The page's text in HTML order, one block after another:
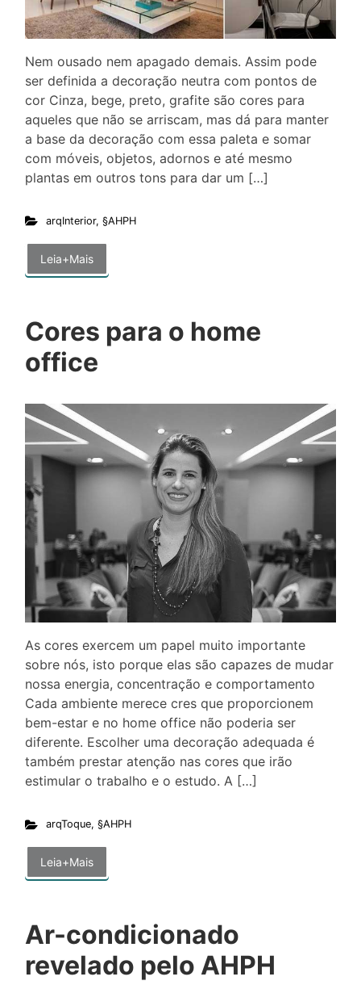
Nem ousado nem apagado demais. Assim pode
ser definida a decoração neutra com pontos de
cor Cinza, bege, preto, grafite são cores para
aqueles que não se arriscam, mas dá para manter
a base da decoração com essa paleta e somar
com móveis, objetos, adornos e até mesmo
plantas em outros tons para dar um […]
arqInterior, §AHPH
Leia+Mais
Cores para o home
office
As cores exercem um papel muito importante
sobre nós, isto porque elas são capazes de mudar
nossa energia, concentração e comportamento
Cada ambiente merece cres que proporcionem
bem-estar e no home office não poderia ser
diferente. Escolher uma decoração adequada é
também prestar atenção nas cores que irão
estimular o trabalho e o estudo. A […]
arqToque, §AHPH
Leia+Mais
Ar-condicionado
revelado pelo AHPH